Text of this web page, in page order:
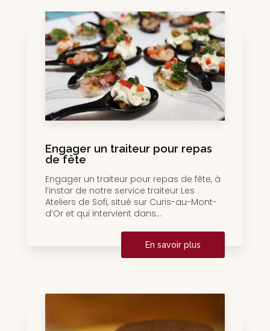
Engager un traiteur pour repas
de fête
Engager un traiteur pour repas de fête, à
l’instar de notre service traiteur Les
Ateliers de Sofi, situé sur Curis-au-Mont-
d’Or et qui intervient dans...
En savoir plus